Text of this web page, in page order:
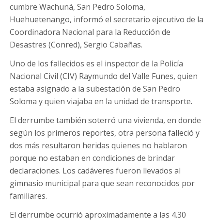
cumbre Wachuná, San Pedro Soloma,
Huehuetenango, informó el secretario ejecutivo de la
Coordinadora Nacional para la Reducción de
Desastres (Conred), Sergio Cabañas.
Uno de los fallecidos es el inspector de la Policía
Nacional Civil (CIV) Raymundo del Valle Funes, quien
estaba asignado a la subestación de San Pedro
Soloma y quien viajaba en la unidad de transporte.
El derrumbe también soterró una vivienda, en donde
según los primeros reportes, otra persona falleció y
dos más resultaron heridas quienes no hablaron
porque no estaban en condiciones de brindar
declaraciones. Los cadáveres fueron llevados al
gimnasio municipal para que sean reconocidos por
familiares.
El derrumbe ocurrió aproximadamente a las 4.30